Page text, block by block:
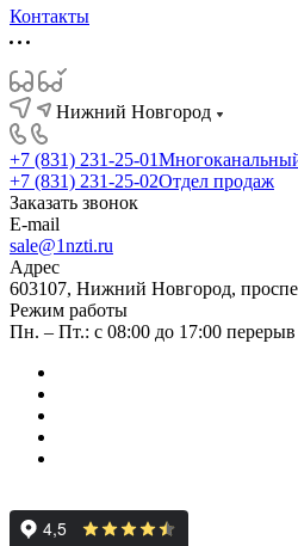
Контакты
Нижний Новгород
+7 (831) 231-25-01
+7 (831) 231-25-02Отдел продаж
Заказать звонок
E-mail
sale@1nzti.ru
Адрес
603107, Нижний Новгород,
Режим работы
Пн. – Пт.: с 08:00 до 17:00